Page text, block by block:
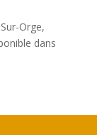
Orge,
dans